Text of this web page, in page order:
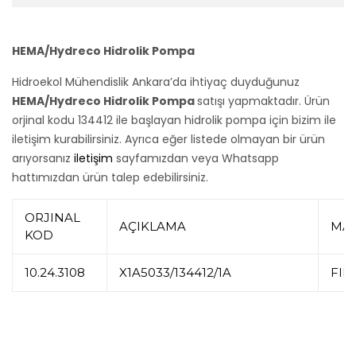
HEMA/Hydreco Hidrolik Pompa
Hidroekol Mühendislik Ankara’da ihtiyaç duyduğunuz
HEMA/Hydreco Hidrolik Pompasatışı yapmaktadır. Ürün
orjinal kodu 134412 ile başlayan hidrolik pompa için bizim ile
iletişim kurabilirsiniz. Ayrıca eğer listede olmayan bir ürün
arıyorsanız iletişim sayfamızdan veya Whatsapp
hattımızdan ürün talep edebilirsiniz.
ORJINAL
KOD
AÇIKLAMA
10.24.3108 X1A5033/134412/1A